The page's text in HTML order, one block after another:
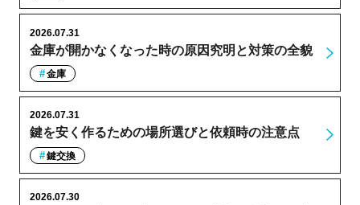
金庫が開かなくなった時の原因究明と対策の全貌
2026.07.31
金庫
鍵を安く作るための場所選びと依頼時の注意点
2026.07.31
鍵交換
2026.07.30